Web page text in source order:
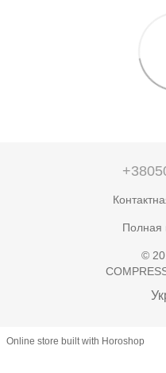
Полная
©
Online store built with Horoshop